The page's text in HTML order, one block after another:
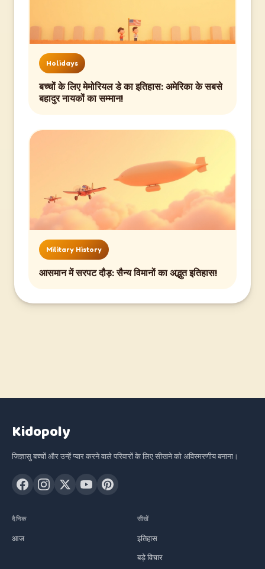
Holidays
बच्चों के लिए मेमोरियल डे का इतिहास: अमेरिका के सबसे
बहादुर नायकों का सम्मान!
Military History
आसमान में सरपट दौड़: सैन्य विमानों का अद्भुत इतिहास!
Kidopoly
जिज्ञासु बच्चों और उन्हें प्यार करने वाले परिवारों के लिए सीखने को अविस्मरणीय बनाना।
दैनिक
आज
सीखें
इतिहास
बड़े विचार